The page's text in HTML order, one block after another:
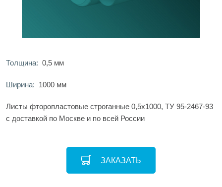
Толщина: 0,5 мм
Ширина: 1000 мм
Листы фторопластовые строганные 0,5х1000, ТУ 95-2467-93
с доставкой по Москве и по всей России
ЗАКАЗАТЬ